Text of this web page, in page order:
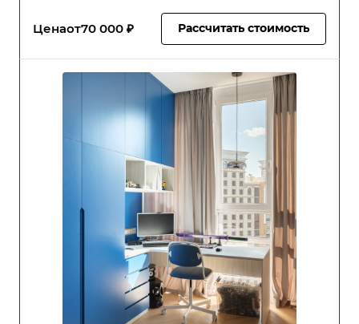
Ценаот70 000 ₽ Рассчитать стоимость